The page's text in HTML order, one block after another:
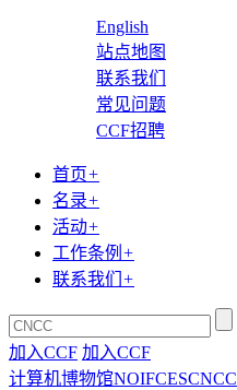
English
站点地图
联系我们
常见问题
CCF招聘
首页+
名录+
活动+
工作条例 +
联系我们 +
加入CCF 加入CCF
计算机博物馆NOIFCESCNCC